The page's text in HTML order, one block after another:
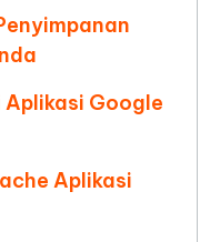
Google
Aplikasi